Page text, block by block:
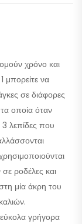
χρόνο και
μπορείτε να
σε διάφορες
οποία όταν
3 λεπίδες που
ροδέλες και
μία άκρη του
γρήγορα